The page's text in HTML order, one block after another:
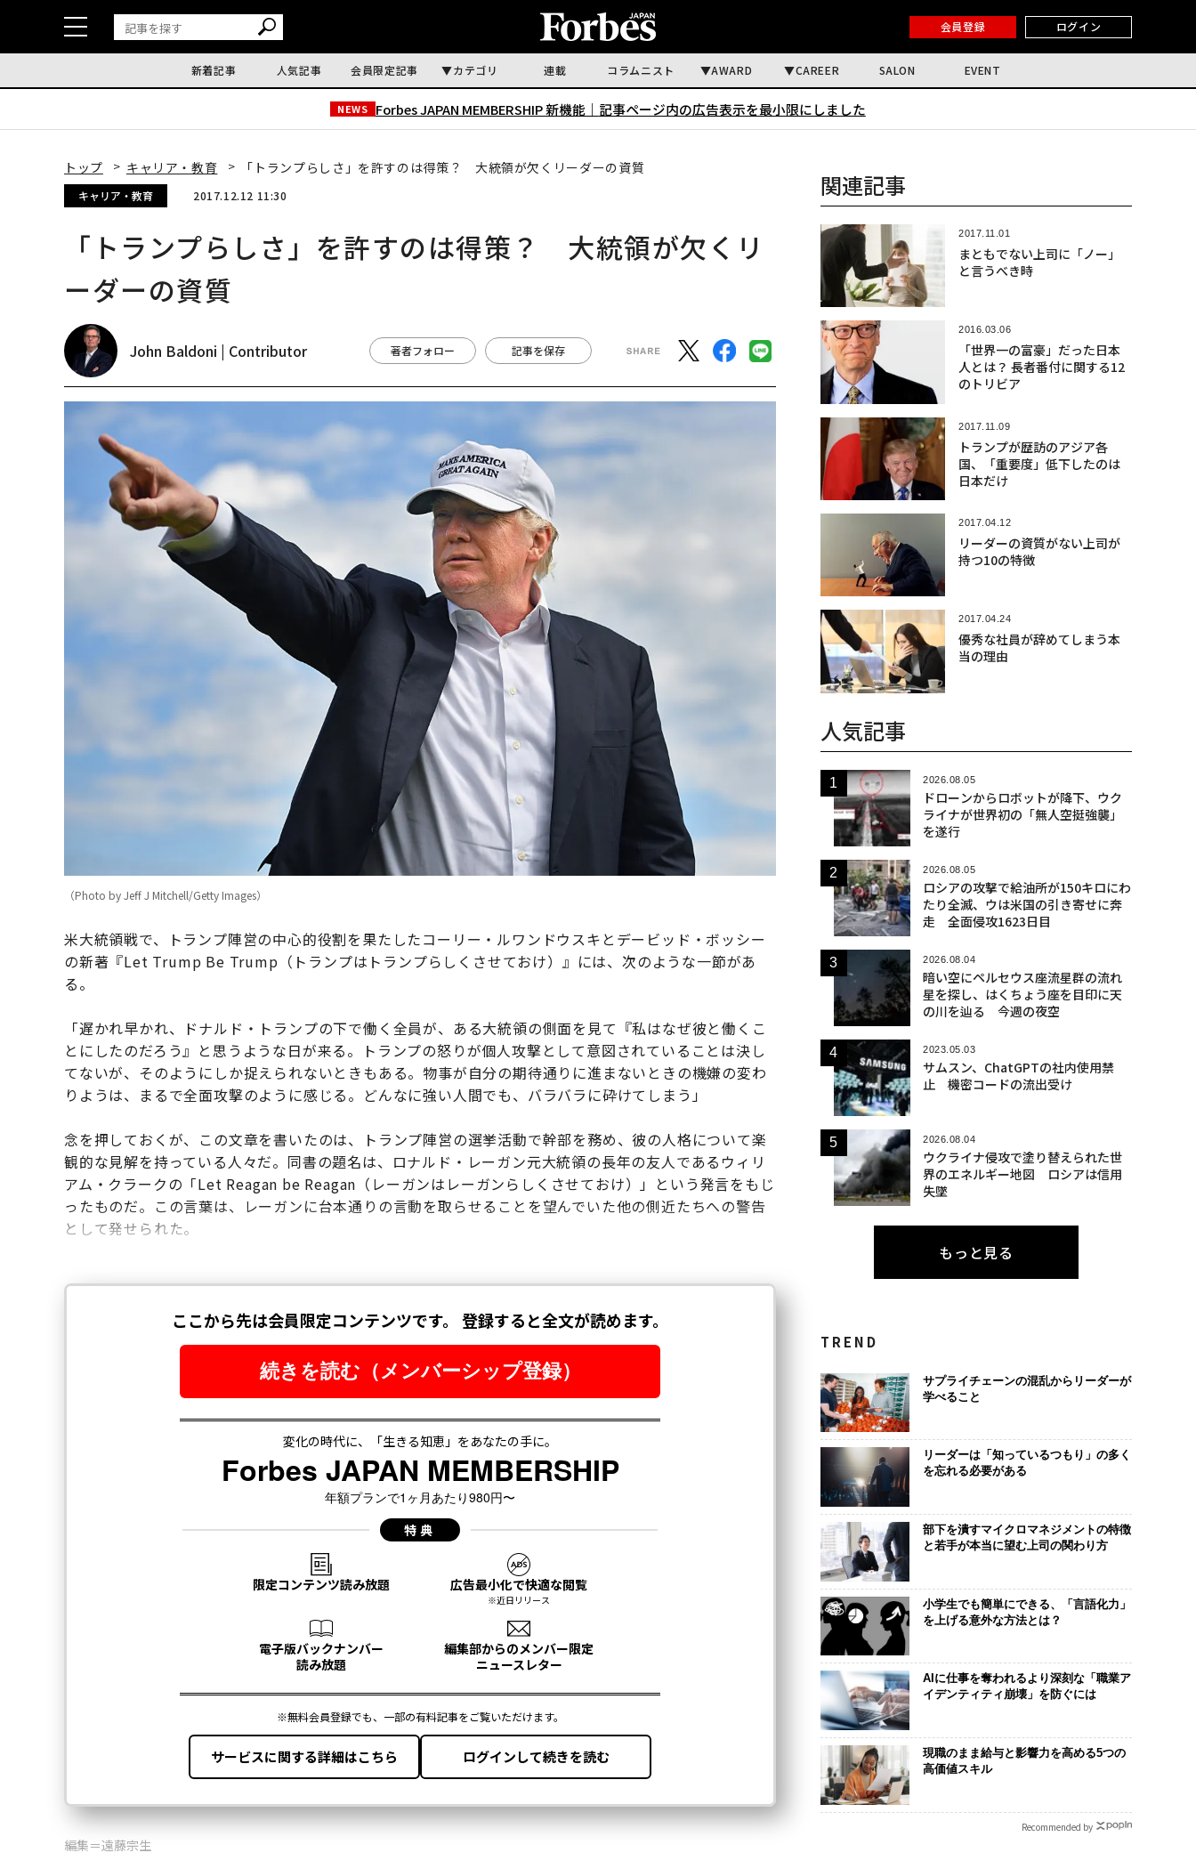
会員登録 ログイン
新着記事 人気記事 会員限定記事 カテゴリ 連載 コラムニスト AWARD CAREER SALON EVENT
NEWS Forbes JAPAN MEMBERSHIP 新機能｜ 記事ページ内の広告表示を最小限にしました
トップ キャリア・教育 「トランプらしさ」を許すのは得策？ 大統領が欠くリーダーの資質
キャリア・教育 2017.12.12 11:30
「トランプらしさ」を許すのは得策？ 大統領が欠くリ
ーダーの資質
John Baldoni | Contributor 著者フォロー 記事を保存
（Photo by Jeff J Mitchell/Getty Images）
米大統領戦で、トランプ陣営の中心的役割を果たしたコーリー・ルワンドウスキとデービッド・ボッシー
の新著『Let Trump Be Trump（トランプはトランプらしくさせておけ）』には、次のような一節があ
る。
「遅かれ早かれ、ドナルド・トランプの下で働く全員が、ある大統領の側面を見て『私はなぜ彼と働くこ
とにしたのだろう』と思うような日が来る。トランプの怒りが個人攻撃として意図されていることは決し
てないが、そのようにしか捉えられないときもある。物事が自分の期待通りに進まないときの機嫌の変わ
りようは、まるで全面攻撃のように感じる。どんなに強い人間でも、バラバラに砕けてしまう」
念を押しておくが、この文章を書いたのは、トランプ陣営の選挙活動で幹部を務め、彼の人格について楽
観的な見解を持っている人々だ。同書の題名は、ロナルド・レーガン元大統領の長年の友人であるウィリ
アム・クラークの「Let Reagan be Reagan（レーガンはレーガンらしくさせておけ）」という発言をもじ
ったものだ。この言葉は、レーガンに台本通りの言動を取らせることを望んでいた他の側近たちへの警告
として発せられた。
編集＝遠藤宗生
関連記事
2017.11.01
まともでない上司に「ノー」
と言うべき時
2016.03.06
「世界一の富豪」だった日本
人とは？ 長者番付に関する12
のトリビア
2017.11.09
トランプが歴訪のアジア各
国、「重要度」低下したのは
日本だけ
2017.04.12
リーダーの資質がない上司が
持つ10の特徴
2017.04.24
優秀な社員が辞めてしまう本
当の理由
人気記事
2026.08.05
ドローンからロボットが降下、ウク
ライナが世界初の「無人空挺強襲」
を遂行
2026.08.05
ロシアの攻撃で給油所が150キロにわ
たり全滅、ウは米国の引き寄せに奔
走 全面侵攻1623日目
2026.08.04
暗い空にペルセウス座流星群の流れ
星を探し、はくちょう座を目印に天
の川を辿る 今週の夜空
2023.05.03
サムスン、ChatGPTの社内使用禁
止 機密コードの流出受け
2026.08.04
ウクライナ侵攻で塗り替えられた世
界のエネルギー地図 ロシアは信用
失墜
もっと見る
TREND
サプライチェーンの混乱からリーダーが
学べること
リーダーは「知っているつもり」の多く
を忘れる必要がある
部下を潰すマイクロマネジメントの特徴
と若手が本当に望む上司の関わり方
小学生でも簡単にできる、「言語化力」
を上げる意外な方法とは？
AIに仕事を奪われるより深刻な「職業ア
イデンティティ崩壊」を防ぐには
現職のまま給与と影響力を高める5つの
高価値スキル
Recommended by